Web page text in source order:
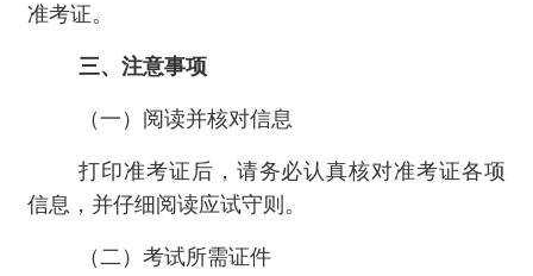
准考证。
三、注意事项
（一）阅读并核对信息
打印准考证后，请务必认真核对准考证各项
信息，并仔细阅读应试守则。
（二）考试所需证件